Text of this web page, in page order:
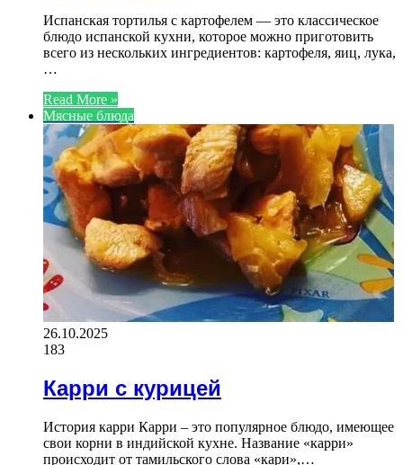
Испанская тортилья с картофелем — это классическое
блюдо испанской кухни, которое можно приготовить
всего из нескольких ингредиентов: картофеля, яиц, лука,
…
Read More »
Мясные блюда
26.10.2025
183
Карри с курицей
История карри Карри – это популярное блюдо, имеющее
свои корни в индийской кухне. Название «карри»
происходит от тамильского слова «кари»,…